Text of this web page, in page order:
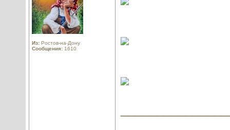
Из: Ростов-на-Дону
Сообщения: 1610